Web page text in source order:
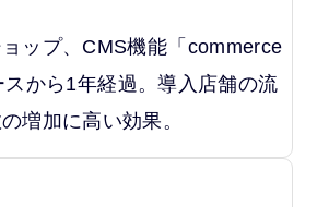
ップ、CMS機能「commerce
から1年経過。導入店舗の流
増加に高い効果。